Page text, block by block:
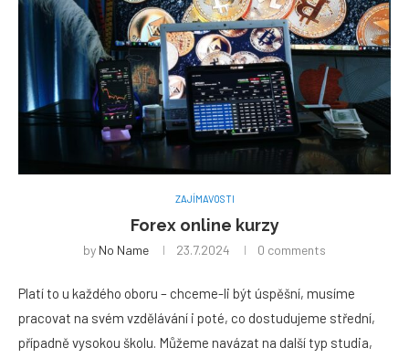
ZAJÍMAVOSTI
Forex online kurzy
by No Name 23.7.2024 0 comments
Platí to u každého oboru – chceme-li být úspěšní, musíme
pracovat na svém vzdělávání i poté, co dostudujeme střední,
případně vysokou školu. Můžeme navázat na další typ studia,